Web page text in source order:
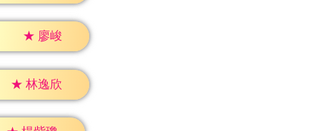
★ 廖峻
★ 林逸欣